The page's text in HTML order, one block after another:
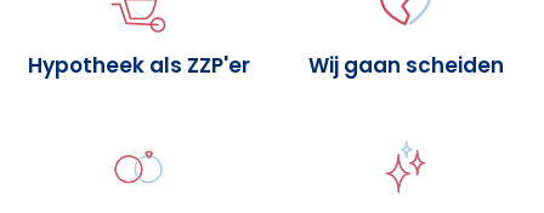
Hypotheek als ZZP'er Wij gaan scheiden